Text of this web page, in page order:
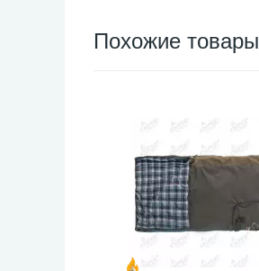
Похожие товары